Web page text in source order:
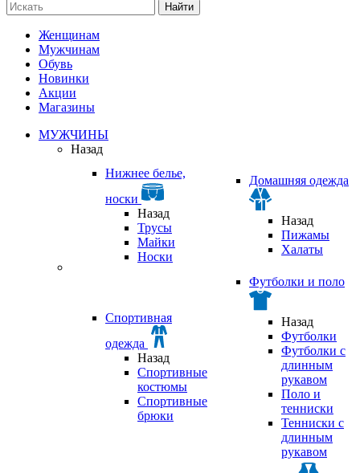
Найти
Женщинам
Мужчинам
Обувь
Новинки
Акции
Магазины
МУЖЧИНЫ
Назад
Нижнее белье,
носки
Назад
Трусы
Майки
Носки
Домашняя одежда
Назад
Пижамы
Халаты
Спортивная
одежда
Назад
Спортивные
костюмы
Спортивные
брюки
Футболки и поло
Назад
Футболки
Футболки с
длинным
рукавом
Поло и
тенниски
Тенниски с
длинным
рукавом